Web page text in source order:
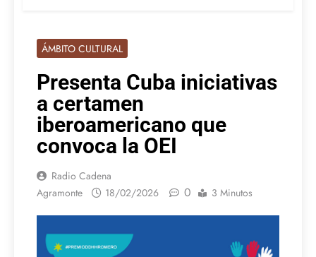
ÁMBITO CULTURAL
Presenta Cuba iniciativas
a certamen
iberoamericano que
convoca la OEI
Radio Cadena
Agramonte
18/02/2026 0 3 Minutos